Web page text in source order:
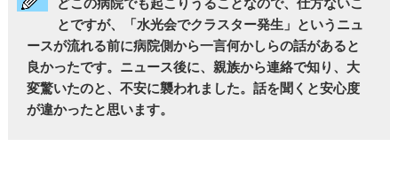
どこの病院でも起こりうることなので、仕方ないこ
とですが、「水光会でクラスター発生」というニュ
ースが流れる前に病院側から一言何かしらの話があると
良かったです。ニュース後に、親族から連絡で知り、大
変驚いたのと、不安に襲われました。話を聞くと安心度
が違かったと思います。